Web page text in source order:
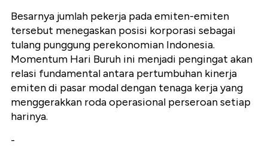
Besarnya jumlah pekerja pada emiten-emiten
tersebut menegaskan posisi korporasi sebagai
tulang punggung perekonomian Indonesia.
Momentum Hari Buruh ini menjadi pengingat akan
relasi fundamental antara pertumbuhan kinerja
emiten di pasar modal dengan tenaga kerja yang
menggerakkan roda operasional perseroan setiap
harinya.
-